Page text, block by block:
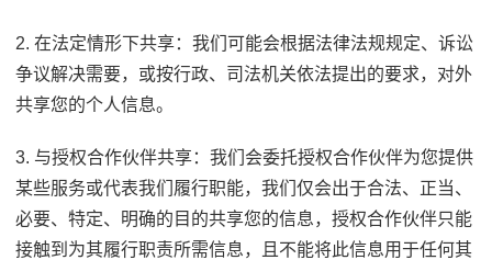
2. 在法定情形下共享：我们可能会根据法律法规规定、诉讼
争议解决需要，或按行政、司法机关依法提出的要求，对外
共享您的个人信息。
3. 与授权合作伙伴共享：我们会委托授权合作伙伴为您提供
某些服务或代表我们履行职能，我们仅会出于合法、正当、
必要、特定、明确的目的共享您的信息，授权合作伙伴只能
接触到为其履行职责所需信息，且不能将此信息用于任何其